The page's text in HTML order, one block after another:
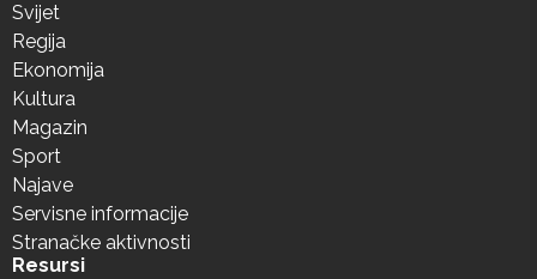
Svijet
Regija
Ekonomija
Kultura
Magazin
Sport
Najave
Servisne informacije
Stranačke aktivnosti
Resursi